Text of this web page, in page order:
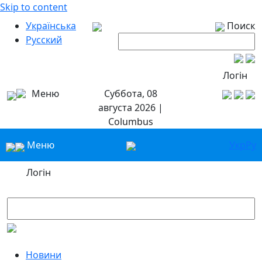
Skip to content
Українська
Русский
Поиск
Логін
Меню
Суббота, 08
августа 2026 |
Columbus
Меню
УкрРу
Логін
Новини